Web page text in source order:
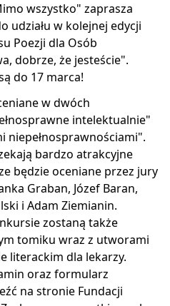
wszystko" zaprasza
udziału w kolejnej edycji
Poezji dla Osób
dobrze, że jesteście".
do 17 marca!
w dwóch
intelektualnie"
niepełnosprawnościami".
bardzo atrakcyjne
będzie oceniane przez jury
Graban, Józef Baran,
i Adam Ziemianin.
zostaną także
tomiku wraz z utworami
literackim dla lekarzy.
oraz formularz
na stronie Fundacji